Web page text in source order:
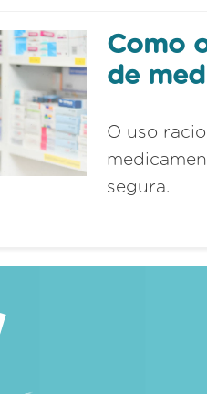
Como
de
O uso
segura.